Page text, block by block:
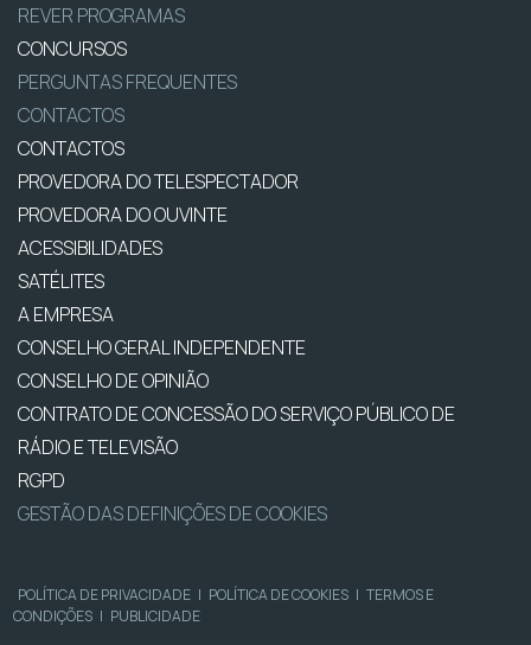
REVER PROGRAMAS
CONCURSOS
PERGUNTAS FREQUENTES
CONTACTOS
CONTACTOS
PROVEDORA DO TELESPECTADOR
PROVEDORA DO OUVINTE
ACESSIBILIDADES
SATÉLITES
A EMPRESA
CONSELHO GERAL INDEPENDENTE
CONSELHO DE OPINIÃO
CONTRATO DE CONCESSÃO DO SERVIÇO PÚBLICO DE
RÁDIO E TELEVISÃO
RGPD
GESTÃO DAS DEFINIÇÕES DE COOKIES
POLÍTICA DE PRIVACIDADE | POLÍTICA DE COOKIES | TERMOS E
CONDIÇÕES | PUBLICIDADE